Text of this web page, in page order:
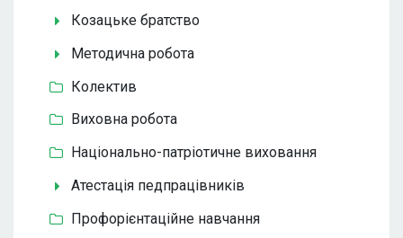
Козацьке братство
Методична робота
Колектив
Виховна робота
Національно-патріотичне виховання
Атестація педпрацівників
Профорієнтаційне навчання